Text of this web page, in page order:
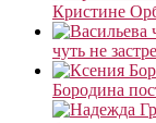
Кристине
чуть не
Бородина